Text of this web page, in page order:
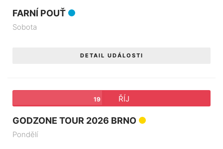
FARNÍ POUŤ
Sobota
DETAIL UDÁLOSTI
19 ŘÍJ
GODZONE TOUR 2026 BRNO
Pondělí